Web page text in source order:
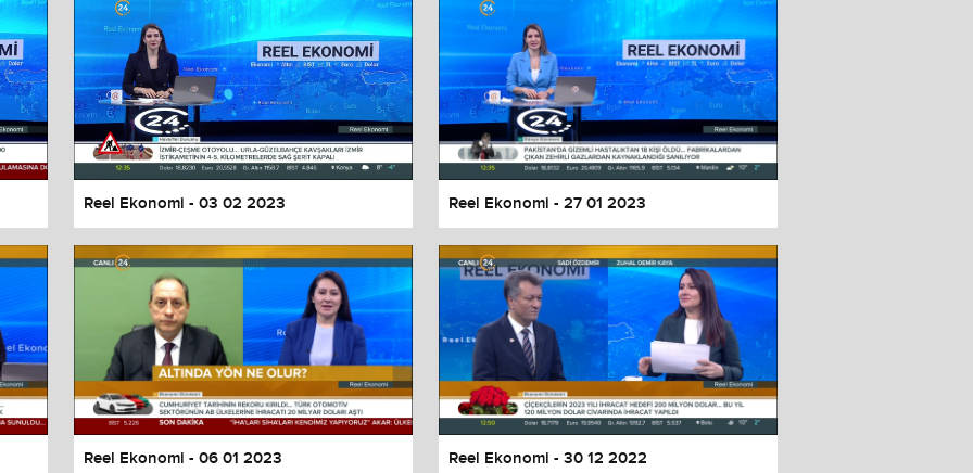
Reel Ekonomi - 03 02 2023 Reel Ekonomi - 27 01 2023
Reel Ekonomi - 06 01 2023 Reel Ekonomi - 30 12 2022